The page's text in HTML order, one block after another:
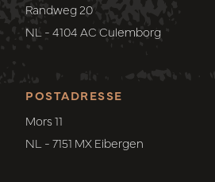
POSTADRESSE
Mors 11
NL - 7151 MX Eibergen
Randweg 20
NL - 4104 AC Culemborg